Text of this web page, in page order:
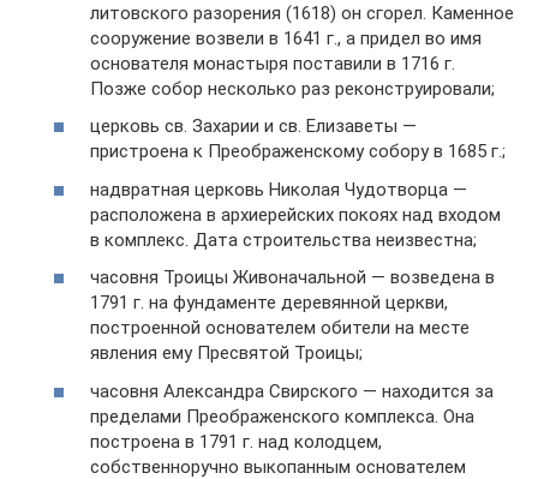
литовского разорения (1618) он сгорел. Каменное
сооружение возвели в 1641 г., а придел во имя
основателя монастыря поставили в 1716 г.
Позже собор несколько раз реконструировали;
церковь св. Захарии и св. Елизаветы —
пристроена к Преображенскому собору в 1685 г.;
надвратная церковь Николая Чудотворца —
расположена в архиерейских покоях над входом
в комплекс. Дата строительства неизвестна;
часовня Троицы Живоначальной — возведена в
1791 г. на фундаменте деревянной церкви,
построенной основателем обители на месте
явления ему Пресвятой Троицы;
часовня Александра Свирского — находится за
пределами Преображенского комплекса. Она
построена в 1791 г. над колодцем,
собственноручно выкопанным основателем